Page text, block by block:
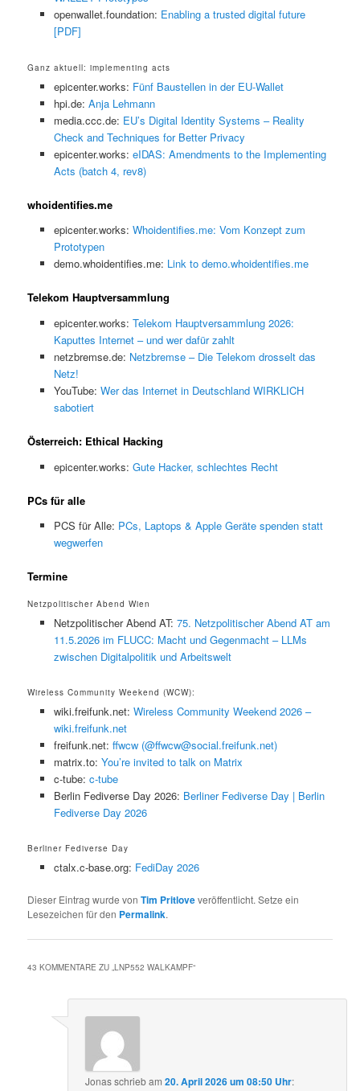
openwallet.foundation: Enabling a trusted digital future
[PDF]
Ganz aktuell: implementing acts
epicenter.works: Fünf Baustellen in der EU-Wallet
hpi.de: Anja Lehmann
media.ccc.de: EU’s Digital Identity Systems – Reality
Check and Techniques for Better Privacy
epicenter.works: eIDAS: Amendments to the Implementing
Acts (batch 4, rev8)
whoidentifies.me
epicenter.works: Whoidentifies.me: Vom Konzept zum
Prototypen
demo.whoidentifies.me: Link to demo.whoidentifies.me
Telekom Hauptversammlung
epicenter.works: Telekom Hauptversammlung 2026:
Kaputtes Internet – und wer dafür zahlt
netzbremse.de: Netzbremse – Die Telekom drosselt das
Netz!
YouTube: Wer das Internet in Deutschland WIRKLICH
sabotiert
Österreich: Ethical Hacking
epicenter.works: Gute Hacker, schlechtes Recht
PCs für alle
PCS für Alle: PCs, Laptops & Apple Geräte spenden statt
wegwerfen
Termine
Netzpolitischer Abend Wien
Netzpolitischer Abend AT: 75. Netzpolitischer Abend AT am
11.5.2026 im FLUCC: Macht und Gegenmacht – LLMs
zwischen Digitalpolitik und Arbeitswelt
Wireless Community Weekend (WCW):
wiki.freifunk.net: Wireless Community Weekend 2026 –
wiki.freifunk.net
freifunk.net: ffwcw (@ffwcw@social.freifunk.net)
matrix.to: You’re invited to talk on Matrix
c-tube: c-tube
Berlin Fediverse Day 2026: Berliner Fediverse Day | Berlin
Fediverse Day 2026
Berliner Fediverse Day
ctalx.c-base.org: FediDay 2026
Dieser Eintrag wurde vonTim Pritloveveröffentlicht. Setze ein
Lesezeichen für den Permalink.
43 KOMMENTARE ZU „LNP552 WALKAMPF“
Jonasschriebam20. April 2026 um 08:50 Uhr: